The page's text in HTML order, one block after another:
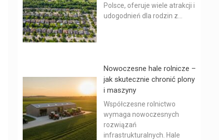
Polsce, oferuje wiele atrakcji i
udogodnień dla rodzin z...
Nowoczesne hale rolnicze –
jak skutecznie chronić plony
i maszyny
Współczesne rolnictwo
wymaga nowoczesnych
rozwiązań
infrastrukturalnych. Hale